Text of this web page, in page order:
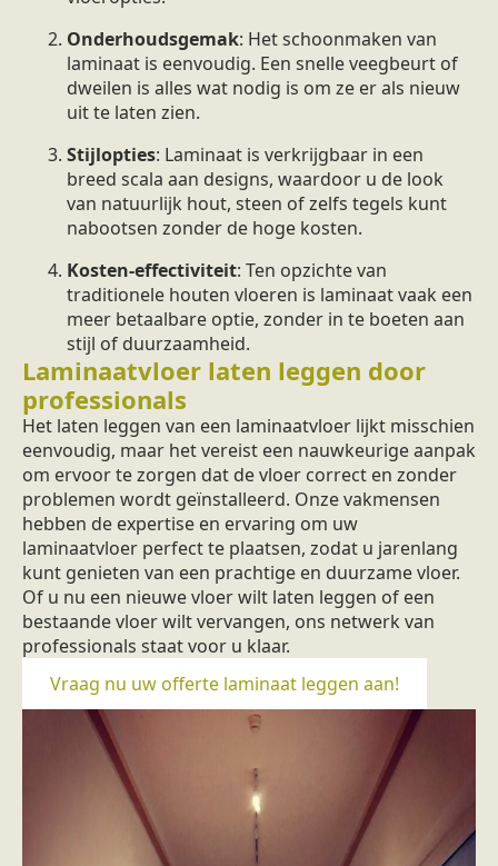
Onderhoudsgemak: Het schoonmaken van
laminaat is eenvoudig. Een snelle veegbeurt of
dweilen is alles wat nodig is om ze er als nieuw
uit te laten zien.
Stijlopties: Laminaat is verkrijgbaar in een
breed scala aan designs, waardoor u de look
van natuurlijk hout, steen of zelfs tegels kunt
nabootsen zonder de hoge kosten.
Kosten-effectiviteit: Ten opzichte van
traditionele houten vloeren is laminaat vaak een
meer betaalbare optie, zonder in te boeten aan
stijl of duurzaamheid.
Laminaatvloer laten leggen door
professionals
Het laten leggen van een laminaatvloer lijkt misschien
eenvoudig, maar het vereist een nauwkeurige aanpak
om ervoor te zorgen dat de vloer correct en zonder
problemen wordt geïnstalleerd. Onze vakmensen
hebben de expertise en ervaring om uw
laminaatvloer perfect te plaatsen, zodat u jarenlang
kunt genieten van een prachtige en duurzame vloer.
Of u nu een nieuwe vloer wilt laten leggen of een
bestaande vloer wilt vervangen, ons netwerk van
professionals staat voor u klaar.
Vraag nu uw offerte laminaat leggen aan!